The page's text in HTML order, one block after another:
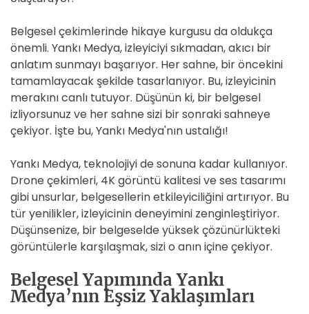
Belgesel çekimlerinde hikaye kurgusu da oldukça
önemli. Yankı Medya, izleyiciyi sıkmadan, akıcı bir
anlatım sunmayı başarıyor. Her sahne, bir öncekini
tamamlayacak şekilde tasarlanıyor. Bu, izleyicinin
merakını canlı tutuyor. Düşünün ki, bir belgesel
izliyorsunuz ve her sahne sizi bir sonraki sahneye
çekiyor. İşte bu, Yankı Medya'nın ustalığı!
Yankı Medya, teknolojiyi de sonuna kadar kullanıyor.
Drone çekimleri, 4K görüntü kalitesi ve ses tasarımı
gibi unsurlar, belgesellerin etkileyiciliğini artırıyor. Bu
tür yenilikler, izleyicinin deneyimini zenginleştiriyor.
Düşünsenize, bir belgeselde yüksek çözünürlükteki
görüntülerle karşılaşmak, sizi o anın içine çekiyor.
Belgesel Yapımında Yankı
Medya’nın Eşsiz Yaklaşımları